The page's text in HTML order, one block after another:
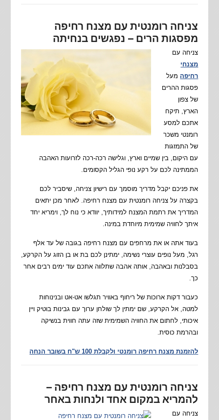
צניחה רומנטית עם מצנח רחיפה
מפסגות הרים – נפגשים בנחיתה
צניחה עם
מצנחי
רחיפה מעל
פסגות ההרים
של צפון
הארץ, תיקח
אתכם למסע
רומנטי משכר
של התמזגות
עם היקום, בין שמיים וארץ, וגלישה רכה-רכה לזרועות האהבה
הממתינה לכם על רקע נופי הגליל הקסומים.
את פניכם יקבל מדריך מוסמך עם רישיון צניחה, שיסביר לכם
בקצרה על צניחה רומנטית עם מצנח רחיפה. לאחר מכן יתאים
המדריך את רתמת המצנח למידותיך, יוודא כי נוח לך, וימריא יחד
איתך לחוויה שמימית מיוחדת במינה.
בעוד אתה או את מרחפים עם מצנח רחיפה בגובה של עד אלף
רגל, מעל נופים עוצרי נשימה, ימתינן לכם בת או בן הזוג על הקרקע,
בסבלנות ובאהבה, אותה אהבה שתלווה אתכם עוד ימים רבים אחר
כך.
כעבור דקות ארוכות של ריחוף באוויר תגלשו אט-אט ובנינוחות
למטה, אל הקרקע, שם ימתין לך שולחן ערוך עם גבינות בוטיק ויין
איכותי, לחתום את החוויה השמימית שזה עתה חווית בנשיקה
ובהרמת כוסית.
להזמנת מצנח רחיפה רומנטי ולקבלת 100 ש"ח בשובר הנחה
צניחה רומנטית עם מצנח רחיפה –
להמריא במקום אחד ולנחות באחר
צניחה עם